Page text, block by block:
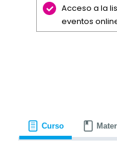
Curso
Acceso a la
eventos